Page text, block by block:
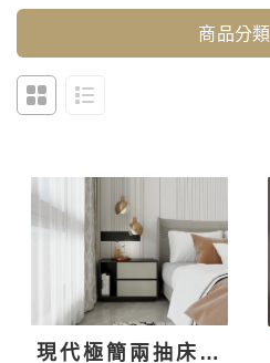
商品分類
現代極簡兩抽床頭